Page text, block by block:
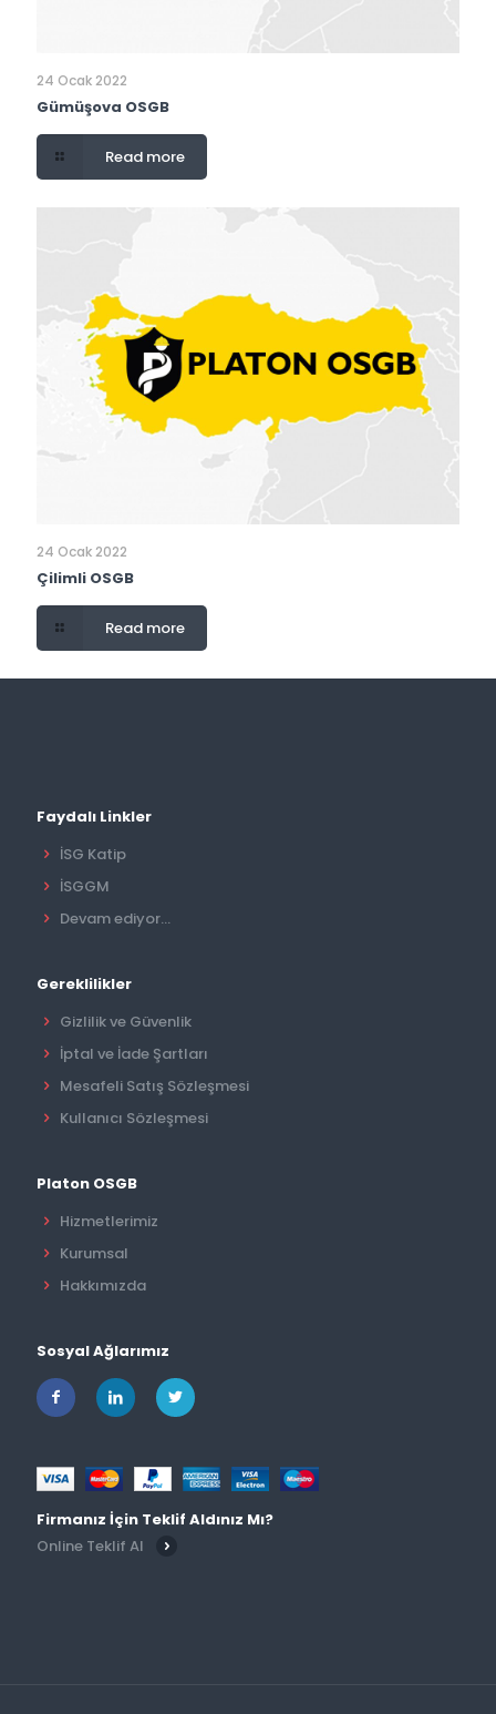
24 Ocak 2022
Gümüşova OSGB
Read more
24 Ocak 2022
Çilimli OSGB
Read more
Faydalı Linkler
İSG Katip
İSGGM
Devam ediyor...
Gereklilikler
Gizlilik ve Güvenlik
İptal ve İade Şartları
Mesafeli Satış Sözleşmesi
Kullanıcı Sözleşmesi
Platon OSGB
Hizmetlerimiz
Kurumsal
Hakkımızda
Sosyal Ağlarımız
Firmanız İçin Teklif Aldınız Mı?
Online Teklif Al